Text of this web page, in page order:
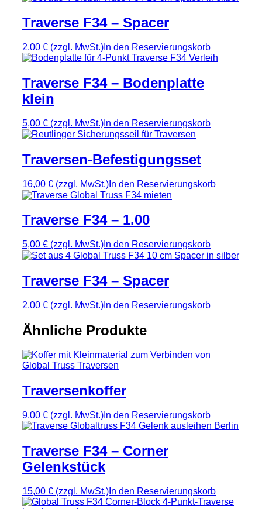
Traverse F34 – Spacer
2,00 € (zzgl. MwSt.) In den Reservierungskorb
Traverse F34 – Bodenplatte
klein
5,00 € (zzgl. MwSt.) In den Reservierungskorb
Traversen-Befestigungsset
16,00 € (zzgl. MwSt.) In den Reservierungskorb
Traverse F34 – 1.00
5,00 € (zzgl. MwSt.) In den Reservierungskorb
Traverse F34 – Spacer
2,00 € (zzgl. MwSt.) In den Reservierungskorb
Ähnliche Produkte
Traversenkoffer
9,00 € (zzgl. MwSt.) In den Reservierungskorb
Traverse F34 – Corner
Gelenkstück
15,00 € (zzgl. MwSt.) In den Reservierungskorb